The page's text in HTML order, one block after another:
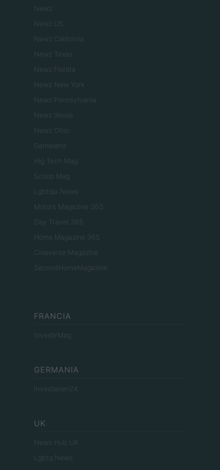
Newz
Newz US
Newz California
Newz Texas
Newz Florida
Newz New York
Newz Pennsylvania
Newz Illinois
Newz Ohio
Gameland
Hig Tech Mag
Scoop Mag
Lgbtqia News
Motors Magazine 365
Day Travel 365
Home Magazine 365
Cineverse Magazine
SecondHomeMagazine
FRANCIA
InvestirMag
GERMANIA
Investieren24
UK
News Hub UK
Lgbtq News